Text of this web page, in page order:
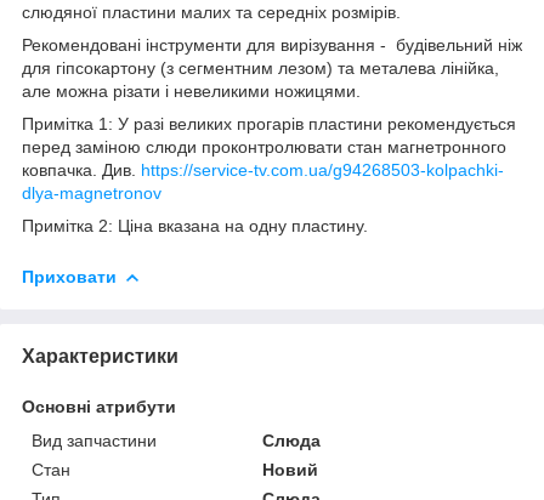
слюдяної пластини малих та середніх розмірів.
Рекомендовані інструменти для вирізування - будівельний ніж
для гіпсокартону (з сегментним лезом) та металева лінійка,
але можна різати і невеликими ножицями.
Примітка 1: У разі великих прогарів пластини рекомендується
перед заміною слюди проконтролювати стан магнетронного
ковпачка. Див. https://service-tv.com.ua/g94268503-kolpachki-
dlya-magnetronov
Примітка 2: Ціна вказана на одну пластину.
Приховати
Характеристики
Основні атрибути
Вид запчастини
Слюда
Стан
Новий